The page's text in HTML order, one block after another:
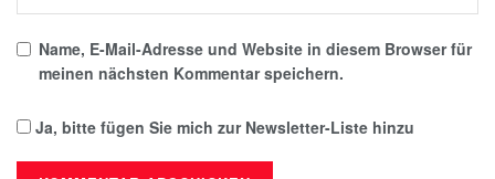
Name, E-Mail-Adresse und Website in diesem Browser für
meinen nächsten Kommentar speichern.
Ja, bitte fügen Sie mich zur Newsletter-Liste hinzu